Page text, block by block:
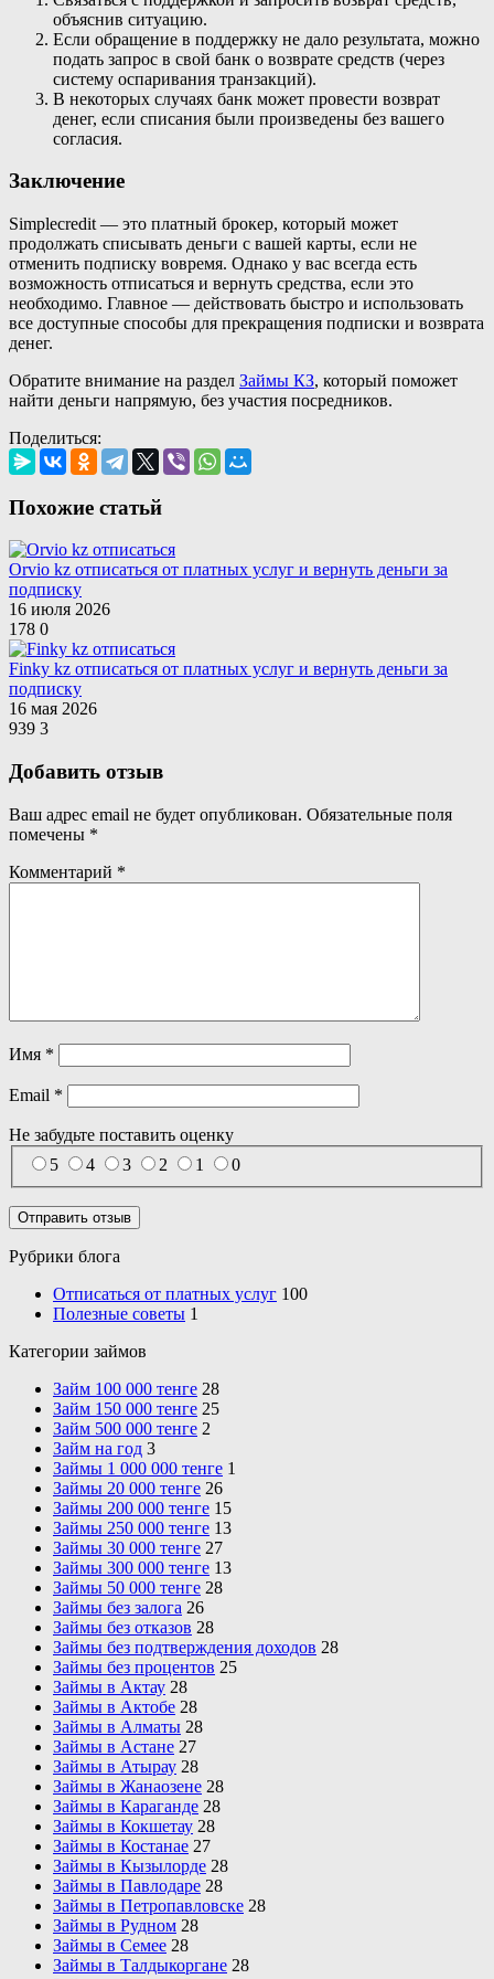
объяснив ситуацию.
Если обращение в поддержку не дало результата, можно
подать запрос в свой банк о возврате средств (через
систему оспаривания транзакций).
В некоторых случаях банк может провести возврат
денег, если списания были произведены без вашего
согласия.
Заключение
Simplecredit — это платный брокер, который может
продолжать списывать деньги с вашей карты, если не
отменить подписку вовремя. Однако у вас всегда есть
возможность отписаться и вернуть средства, если это
необходимо. Главное — действовать быстро и использовать
все доступные способы для прекращения подписки и возврата
денег.
Обратите внимание на раздел Займы КЗ, который поможет
найти деньги напрямую, без участия посредников.
Поделиться:
Похожие статьй
Orvio kz отписаться от платных услуг и вернуть деньги за
подписку
16 июля 2026
178 0
Finky kz отписаться от платных услуг и вернуть деньги за
подписку
16 мая 2026
939 3
Добавить отзыв
Ваш адрес email не будет опубликован. Обязательные поля
помечены *
Комментарий *
Имя *
Email *
Не забудьте поставить оценку
5
4 3 2 1 0
Рубрики блога
Отписаться от платных услуг 100
Полезные советы 1
Категории займов
Займ 100 000 тенге 28
Займ 150 000 тенге 25
Займ 500 000 тенге 2
Займ на год 3
Займы 1 000 000 тенге 1
Займы 20 000 тенге 26
Займы 200 000 тенге 15
Займы 250 000 тенге 13
Займы 30 000 тенге 27
Займы 300 000 тенге 13
Займы 50 000 тенге 28
Займы без залога 26
Займы без отказов 28
Займы без подтверждения доходов 28
Займы без процентов 25
Займы в Актау 28
Займы в Актобе 28
Займы в Алматы 28
Займы в Астане 27
Займы в Атырау 28
Займы в Жанаозене 28
Займы в Караганде 28
Займы в Кокшетау 28
Займы в Костанае 27
Займы в Кызылорде 28
Займы в Павлодаре 28
Займы в Петропавловске 28
Займы в Рудном 28
Займы в Семее 28
Займы в Талдыкоргане 28